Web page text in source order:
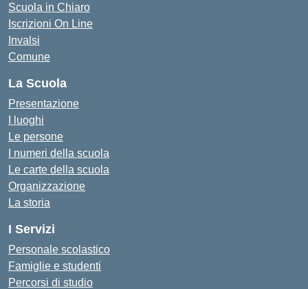
Scuola in Chiaro
Iscrizioni On Line
Invalsi
Comune
La Scuola
Presentazione
I luoghi
Le persone
I numeri della scuola
Le carte della scuola
Organizzazione
La storia
I Servizi
Personale scolastico
Famiglie e studenti
Percorsi di studio